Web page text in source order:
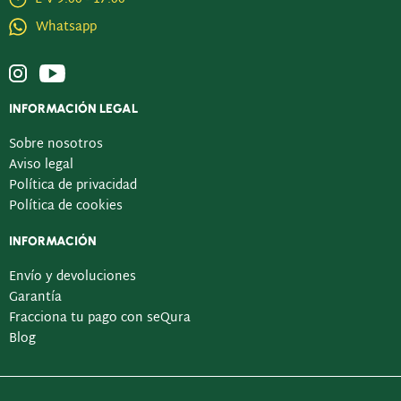
Whatsapp
INFORMACIÓN LEGAL
Sobre nosotros
Aviso legal
Política de privacidad
Política de cookies
INFORMACIÓN
Envío y devoluciones
Garantía
Fracciona tu pago con seQura
Blog